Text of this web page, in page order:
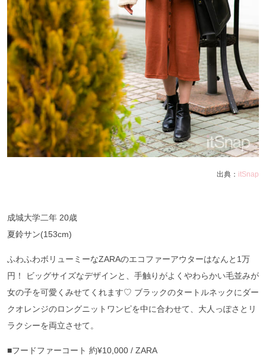
出典： itSnap
成城大学二年 20歳
夏鈴サン(153cm)
ふわふわボリューミーなZARAのエコファーアウターはなんと1万
円！ ビッグサイズなデザインと、手触りがよくやわらかい毛並みが
女の子を可愛くみせてくれます♡ ブラックのタートルネックにダー
クオレンジのロングニットワンピを中に合わせて、大人っぽさとリ
ラクシーを両立させて。
■フードファーコート 約¥10,000 / ZARA